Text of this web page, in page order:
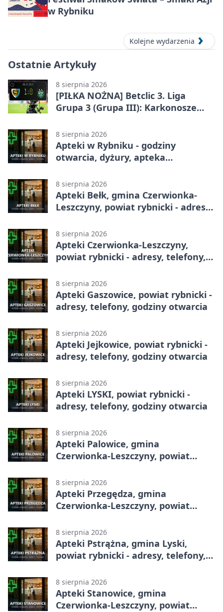
w Rybniku
Kolejne wydarzenia
Ostatnie Artykuły
8 sierpnia 2026
[PIŁKA NOŻNA] Betclic 3. Liga
Grupa 3 (Grupa III): Karkonosze
8 sierpnia 2026
Apteki w Rybniku - godziny
otwarcia, dyżury, apteka
8 sierpnia 2026
Apteki Bełk, gmina Czerwionka-
Leszczyny, powiat rybnicki - adresy,
8 sierpnia 2026
Apteki Czerwionka-Leszczyny,
powiat rybnicki - adresy, telefony,
8 sierpnia 2026
Apteki Gaszowice, powiat rybnicki -
adresy, telefony, godziny otwarcia
8 sierpnia 2026
Apteki Jejkowice, powiat rybnicki -
adresy, telefony, godziny otwarcia
8 sierpnia 2026
Apteki LYSKI, powiat rybnicki -
adresy, telefony, godziny otwarcia
8 sierpnia 2026
Apteki Palowice, gmina
Czerwionka-Leszczyny, powiat
otwarcia
8 sierpnia 2026
Apteki Przegędza, gmina
Czerwionka-Leszczyny, powiat
otwarcia
8 sierpnia 2026
Apteki Pstrążna, gmina Lyski,
powiat rybnicki - adresy, telefony,
8 sierpnia 2026
Apteki Stanowice, gmina
Czerwionka-Leszczyny, powiat